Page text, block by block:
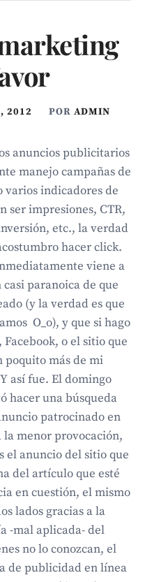
2012 POR ADMIN
anuncios publicitarios
manejo campañas de
indicadores de
ser impresiones, CTR,
etc., la verdad
hacer click.
viene a
casi paranoica de que
(y la verdad es que
O_o), y que si hago
o el sitio que
poquito más de mi
así fue. El domingo
hacer una búsqueda
patrocinado en
la menor provocación,
el anuncio del sitio que
del artículo que esté
en cuestión, el mismo
lados gracias a la
-mal aplicada- del
no lo conozcan, el
de publicidad en línea